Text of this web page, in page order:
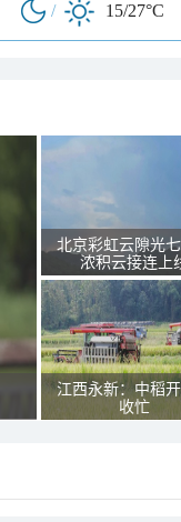
/ 15/27°C
北京彩虹云隙光
浓积云接连上
江西永新：中稻
收忙